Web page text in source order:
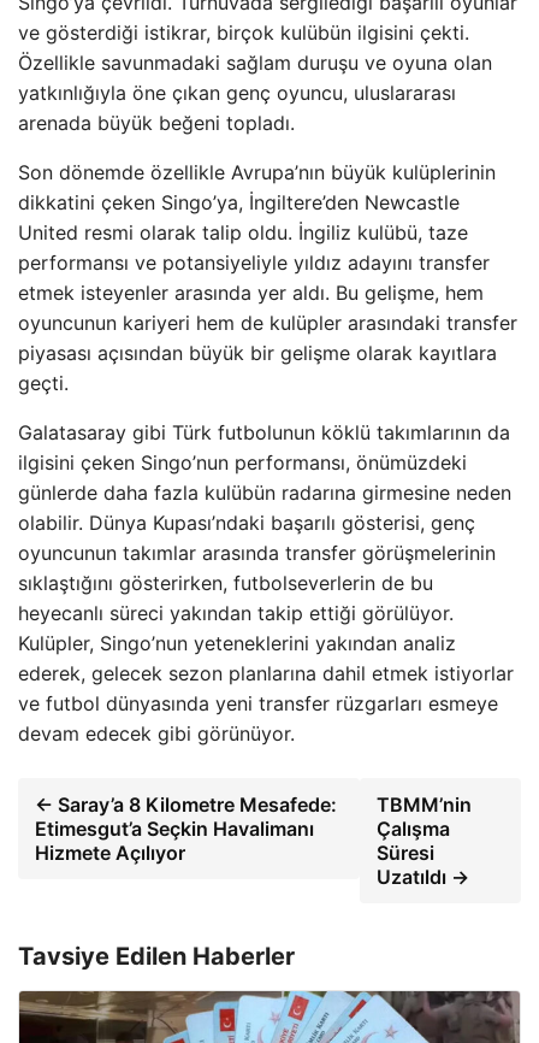
ve gösterdiği istikrar, birçok kulübün ilgisini çekti.
Özellikle savunmadaki sağlam duruşu ve oyuna olan
yatkınlığıyla öne çıkan genç oyuncu, uluslararası
arenada büyük beğeni topladı.
Son dönemde özellikle Avrupa’nın büyük kulüplerinin
dikkatini çeken Singo’ya, İngiltere’den Newcastle
United resmi olarak talip oldu. İngiliz kulübü, taze
performansı ve potansiyeliyle yıldız adayını transfer
etmek isteyenler arasında yer aldı. Bu gelişme, hem
oyuncunun kariyeri hem de kulüpler arasındaki transfer
piyasası açısından büyük bir gelişme olarak kayıtlara
geçti.
Galatasaray gibi Türk futbolunun köklü takımlarının da
ilgisini çeken Singo’nun performansı, önümüzdeki
günlerde daha fazla kulübün radarına girmesine neden
olabilir. Dünya Kupası’ndaki başarılı gösterisi, genç
oyuncunun takımlar arasında transfer görüşmelerinin
sıklaştığını gösterirken, futbolseverlerin de bu
heyecanlı süreci yakından takip ettiği görülüyor.
Kulüpler, Singo’nun yeteneklerini yakından analiz
ederek, gelecek sezon planlarına dahil etmek istiyorlar
ve futbol dünyasında yeni transfer rüzgarları esmeye
devam edecek gibi görünüyor.
← Saray’a 8 Kilometre Mesafede:
Etimesgut’a Seçkin Havalimanı
Hizmete Açılıyor
TBMM’nin
Çalışma
Süresi
Uzatıldı →
Tavsiye Edilen Haberler